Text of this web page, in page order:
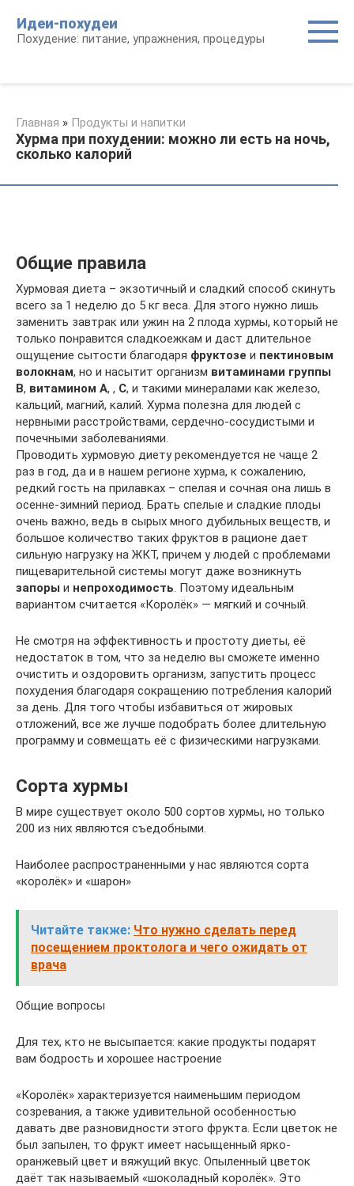
контенту
Идеи-похудеи
Похудение: питание, упражнения, процедуры
Главная » Продукты и напитки
Хурма при похудении: можно ли есть на ночь,
сколько калорий
Общие правила
Хурмовая диета – экзотичный и сладкий способ скинуть
всего за 1 неделю до 5 кг веса. Для этого нужно лишь
заменить завтрак или ужин на 2 плода хурмы, который не
только понравится сладкоежкам и даст длительное
ощущение сытости благодаря фруктозе и пектиновым
волокнам, но и насытит организм витаминами группы
В, витамином А, , С, и такими минералами как железо,
кальций, магний, калий. Хурма полезна для людей с
нервными расстройствами, сердечно-сосудистыми и
почечными заболеваниями.
Проводить хурмовую диету рекомендуется не чаще 2
раз в год, да и в нашем регионе хурма, к сожалению,
редкий гость на прилавках – спелая и сочная она лишь в
осенне-зимний период. Брать спелые и сладкие плоды
очень важно, ведь в сырых много дубильных веществ, и
большое количество таких фруктов в рационе дает
сильную нагрузку на ЖКТ, причем у людей с проблемами
пищеварительной системы могут даже возникнуть
запоры и непроходимость. Поэтому идеальным
вариантом считается «Королёк» — мягкий и сочный.
Не смотря на эффективность и простоту диеты, её
недостаток в том, что за неделю вы сможете именно
очистить и оздоровить организм, запустить процесс
похудения благодаря сокращению потребления калорий
за день. Для того чтобы избавиться от жировых
отложений, все же лучше подобрать более длительную
программу и совмещать её с физическими нагрузками.
Сорта хурмы
В мире существует около 500 сортов хурмы, но только
200 из них являются съедобными.
Наиболее распространенными у нас являются сорта
«королёк» и «шарон»
Читайте также: Что нужно сделать перед
посещением проктолога и чего ожидать от
врача
Общие вопросы
Для тех, кто не высыпается: какие продукты подарят
вам бодрость и хорошее настроение
«Королёк» характеризуется наименьшим периодом
созревания, а также удивительной особенностью
давать две разновидности этого фрукта. Если цветок не
был запылен, то фрукт имеет насыщенный ярко-
оранжевый цвет и вяжущий вкус. Опыленный цветок
даёт так называемый «шоколадный королёк». Это